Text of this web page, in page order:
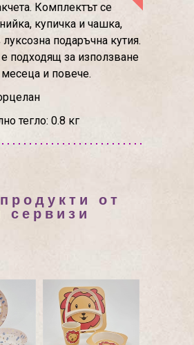
Комплектът се
купичка и чашка,
подаръчна кутия.
подходящ за използване
и повече.
тегло: 0.8 кг
от
сервизи